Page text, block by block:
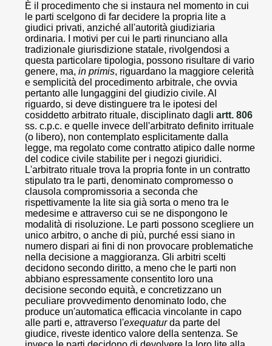
È il procedimento che si instaura nel momento in cui
le parti scelgono di far decidere la propria lite a
giudici privati, anziché all'autorità giudiziaria
ordinaria. I motivi per cui le parti rinunciano alla
tradizionale giurisdizione statale, rivolgendosi a
questa particolare tipologia, possono risultare di vario
genere, ma, in primis, riguardano la maggiore celerità
e semplicità del procedimento arbitrale, che ovvia
pertanto alle lungaggini del giudizio civile. Al
riguardo, si deve distinguere tra le ipotesi del
cosiddetto arbitrato rituale, disciplinato dagli artt. 806
ss. c.p.c. e quelle invece dell'arbitrato definito irrituale
(o libero), non contemplato esplicitamente dalla
legge, ma regolato come contratto atipico dalle norme
del codice civile stabilite per i negozi giuridici.
L'arbitrato rituale trova la propria fonte in un contratto
stipulato tra le parti, denominato compromesso o
clausola compromissoria a seconda che
rispettivamente la lite sia già sorta o meno tra le
medesime e attraverso cui se ne dispongono le
modalità di risoluzione. Le parti possono scegliere un
unico arbitro, o anche di più, purché essi siano in
numero dispari ai fini di non provocare problematiche
nella decisione a maggioranza. Gli arbitri scelti
decidono secondo diritto, a meno che le parti non
abbiano espressamente consentito loro una
decisione secondo equità, e concretizzano un
peculiare provvedimento denominato lodo, che
produce un'automatica efficacia vincolante in capo
alle parti e, attraverso l'exequaturda parte del
giudice, riveste identico valore della sentenza. Se